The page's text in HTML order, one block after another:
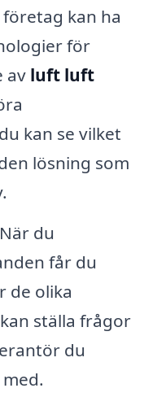
företag kan ha
för
av luft luft
kan se vilket
lösning som
När du
får du
de olika
ställa frågor
du